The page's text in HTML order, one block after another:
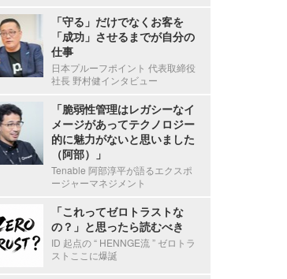
「守る」だけでなくお客を
「成功」させるまでが自分の
仕事
日本プルーフポイント 代表取締役
社長 野村健インタビュー
「脆弱性管理はレガシーなイ
メージがあってテクノロジー
的に魅力がないと思いました
（阿部）」
Tenable 阿部淳平が語るエクスポ
ージャーマネジメント
「これってゼロトラストな
の？」と思ったら読むべき
ID 起点の “ HENNGE流 ” ゼロトラ
ストここに爆誕